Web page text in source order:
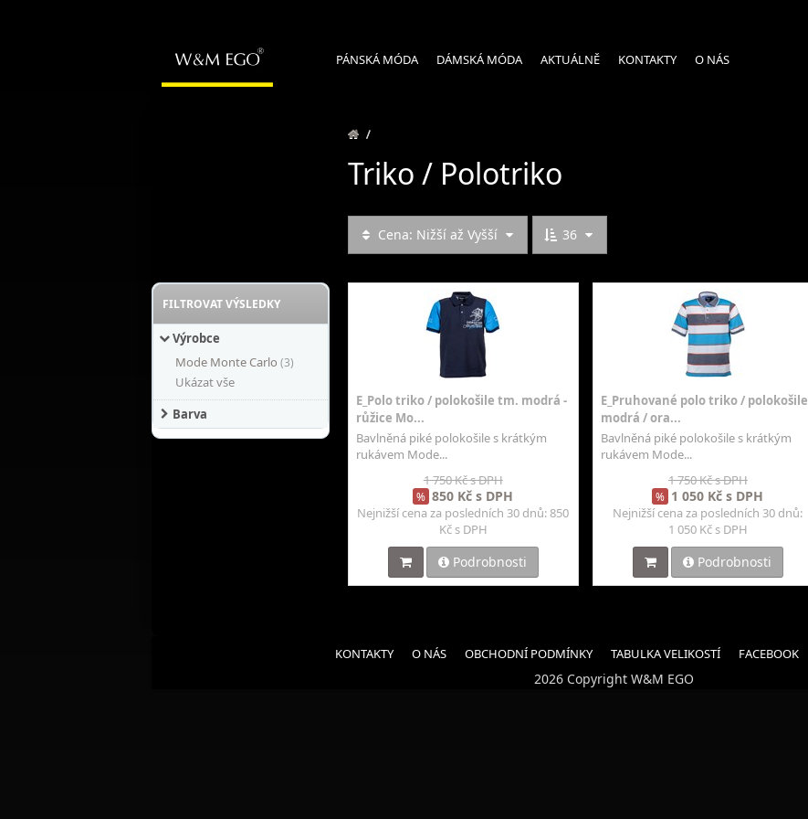
PÁNSKÁ MÓDA DÁMSKÁ MÓDA AKTUÁLNĚ KONTAKTY O NÁS
FILTROVAT VÝSLEDKY
Výrobce
Mode Monte Carlo (3)
Ukázat vše
Barva
/
Triko / Polotriko
Cena: Nižší až Vyšší 36
E_Polo triko / polokošile tm. modrá -
růžice Mo...
Bavlněná piké polokošile s krátkým
rukávem Mode...
1 750 Kč s DPH
% 850 Kč s DPH
Nejnižší cena za posledních 30 dnů: 850
Kč s DPH
Podrobnosti
E_Pruhované polo triko / polokošile
modrá / ora...
Bavlněná piké polokošile s krátkým
rukávem Mode...
1 750 Kč s DPH
% 1 050 Kč s DPH
Nejnižší cena za posledních 30 dnů:
1 050 Kč s DPH
Podrobnosti
KONTAKTY O NÁS OBCHODNÍ PODMÍNKY TABULKA VELIKOSTÍ FACEBOOK
2026 Copyright W&M EGO